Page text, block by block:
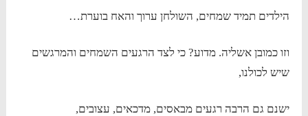
הילדים תמיד שמחים, השולחן ערוך והאח בוערת…
וזו כמובן אשליה. מדוע? כי לצד הרגעים השמחים והמרגשים
שיש לכולנו,
ישנם גם הרבה רגעים מבאסים, מדכאים, עצובים,